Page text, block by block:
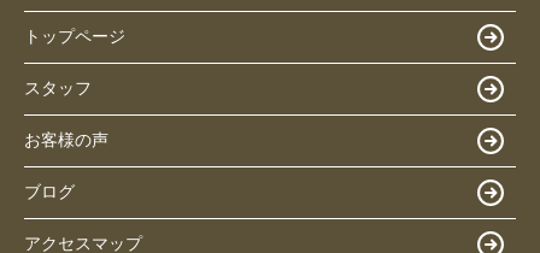
トップページ
スタッフ
お客様の声
ブログ
アクセスマップ